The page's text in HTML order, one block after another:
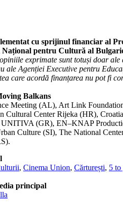
cu sprijinul financiar al
pentru Cultură al
exprimate sunt totuși doar
ale Agenției Executive pentru
care acordă finanțarea nu pot fi
Balkans
Meeting (AL), Art Link
Cultural Center Rijeka (HR),
(GR), EN–KNAP
Culture (SI), The National
, Cinema Union, Cărturești, 5 to
principal